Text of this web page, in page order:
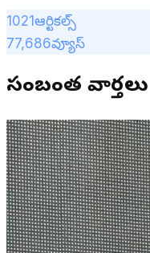
1021ఆర్టికల్స్
77,686వ్యూస్
సంబంధిత వార్తలు